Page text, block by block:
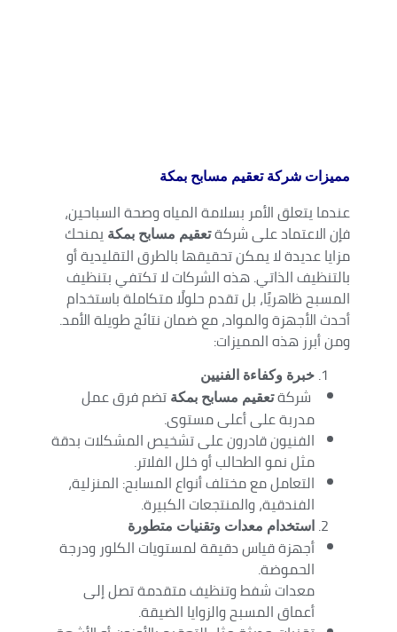
مميزات شركة تعقيم مسابح بمكة
عندما يتعلق الأمر بسلامة المياه وصحة السباحين،
فإن الاعتماد على شركةتعقيم مسابح بمكة يمنحك
مزايا عديدة لا يمكن تحقيقها بالطرق التقليدية أو
بالتنظيف الذاتي. هذه الشركات لا تكتفي بتنظيف
المسبح ظاهريًا، بل تقدم حلولًا متكاملة باستخدام
أحدث الأجهزة والمواد، مع ضمان نتائج طويلة الأمد.
ومن أبرز هذه المميزات:
خبرة وكفاءة الفنيين
شركةتعقيم مسابح بمكة تضم فرق عمل
مدربة على أعلى مستوى.
الفنيون قادرون على تشخيص المشكلات بدقة
مثل نمو الطحالب أو خلل الفلاتر.
التعامل مع مختلف أنواع المسابح: المنزلية،
الفندقية، والمنتجعات الكبيرة.
استخدام معدات وتقنيات متطورة
أجهزة قياس دقيقة لمستويات الكلور ودرجة
الحموضة.
معدات شفط وتنظيف متقدمة تصل إلى
أعماق المسبح والزوايا الضيقة.